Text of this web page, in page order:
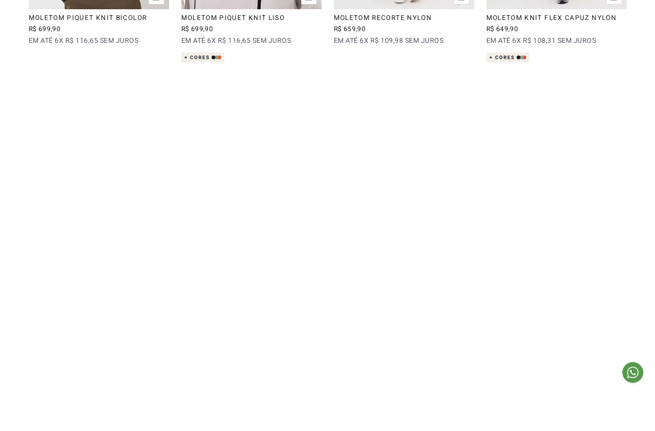
MOLETOM PIQUET KNIT BICOLOR
R$ 699,90
EM ATÉ 6X R$ 116,65SEM JUROS
MOLETOM PIQUET KNIT LISO
R$ 699,90
EM ATÉ 6X R$ 116,65SEM JUROS
MOLETOM RECORTE NYLON
R$ 659,90
EM ATÉ 6X R$ 109,98 SEM JUROS
MOLETOM KNIT FLEX CAPUZ NYLON
R$ 649,90
EM ATÉ 6X R$ 108,31 SEM JUROS